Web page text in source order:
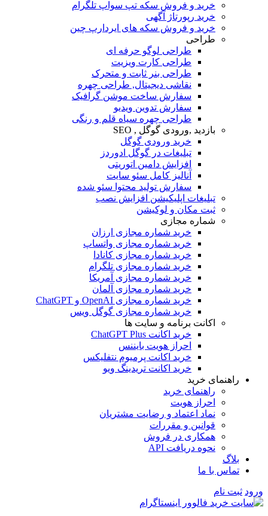
خرید و فروش سکه تپ سواپ تلگرام
خرید رپورتاژ آگهی
خرید و فروش سکه های ایردارپ چین
طراحی
طراحی لوگو حرفه ای
طراحی کارت ویزیت
طراحی بنر ثابت و متحرک
نقاشی دیجیتال, طراحی چهره
سفارش ساخت موشن گرافیک
سفارش تدوین ویدیو
طراحی چهره سیاه قلم و رنگی
بازدید ,ورودی گوگل , SEO
خرید ورودی گوگل
تبلیغات در گوگل ادوردز
افزایش دامین اتوریتی
آنالیز کامل سئو سایت
سفارش تولید محتوا سئو شده
تبلیغات اپلیکیشن افزایش نصب
ثبت مکان و لوکیشن
شماره مجازی
خرید شماره مجازی ارزان
خرید شماره مجازی واتساپ
خرید شماره مجازی کانادا
خرید شماره مجازی تلگرام
خرید شماره مجازی آمریکا
خرید شماره مجازی آلمان
خرید شماره مجازی OpenAI و ChatGPT
خرید شماره مجازی گوگل ویس
اکانت برنامه و سایت ها
خرید اکانت ChatGPT Plus
احراز هویت بایننس
خرید اکانت پرمیوم نتفلیکس
خرید اکانت تریدینگ ویو
راهنمای خرید
راهنمای خرید
احراز هویت
نماد اعتماد و رضایت مشتریان
قوانین و مقررات
همکاری در فروش
نحوه دریافت API
بلاگ
تماس با ما
ورود ثبت نام